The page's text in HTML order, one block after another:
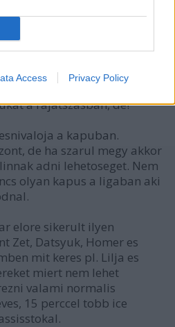
Access Privacy Policy
ven a dologban, hogy a
a rajatszasban, de!
a kapuban.
de ha szarul megy akkor
adni lehetoseget. Nem
olyan kapus a ligaban aki
elore sikerult ilyen
Zet, Datsyuk, Homer es
mit keres pl. Lilja es
miert nem lehet
valami normalis
15 perccel tobb ice